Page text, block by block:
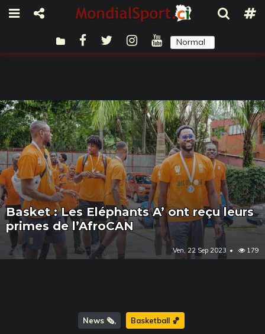
Normal
Basket : Les Eléphants A’ ont reçu leurs
primes de l’AfroCAN
Ven, 22 Sep 2023 179
News 🗞️ Basketball 🏀